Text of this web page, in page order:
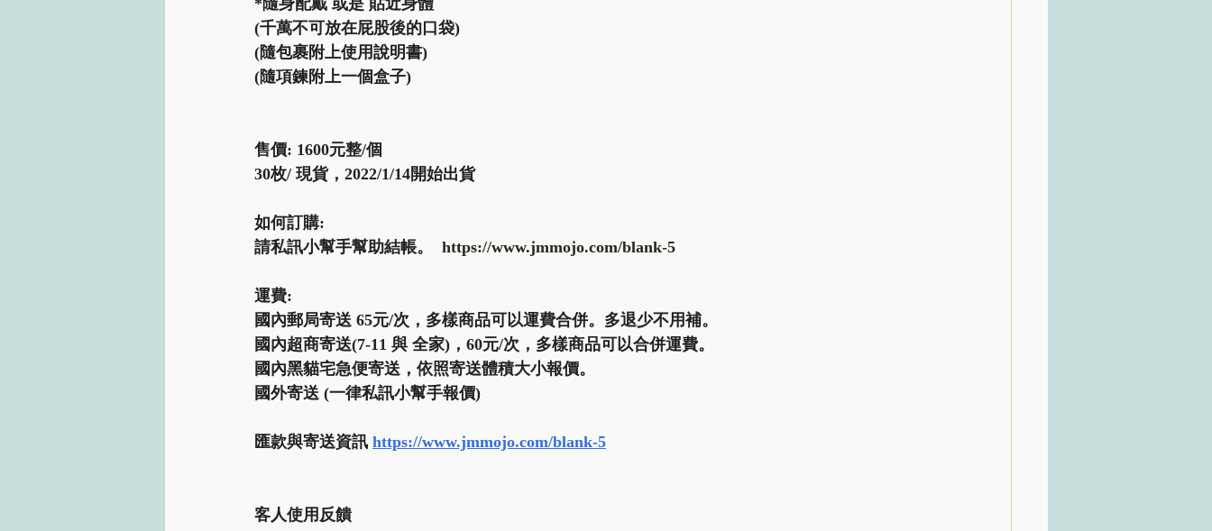
*隨身配戴 或是 貼近身體
(千萬不可放在屁股後的口袋)
(隨包裹附上使用說明書)
(隨項鍊附上一個盒子)
售價: 1600元整/個
30枚/ 現貨，2022/1/14開始出貨
如何訂購:
請私訊小幫手幫助結帳。 https://www.jmmojo.com/blank-5
運費:
國內郵局寄送 65元/次，多樣商品可以運費合併。多退少不用補。
國內超商寄送(7-11 與 全家)，60元/次，多樣商品可以合併運費。
國內黑貓宅急便寄送，依照寄送體積大小報價。
國外寄送 (一律私訊小幫手報價)
匯款與寄送資訊 https://www.jmmojo.com/blank-5
客人使用反饋